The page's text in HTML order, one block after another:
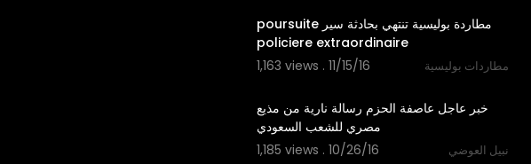
‫مطاردة بوليسية تنتهي بحادثة سير poursuite
policiere extraordinaire‬‎
1,163 views . 11/15/16
مطاردات بوليسية
‫خبر عاجل عاصفة الحزم رسالة نارية من مذيع
1,185 views . 10/26/16
نبيل العوضي